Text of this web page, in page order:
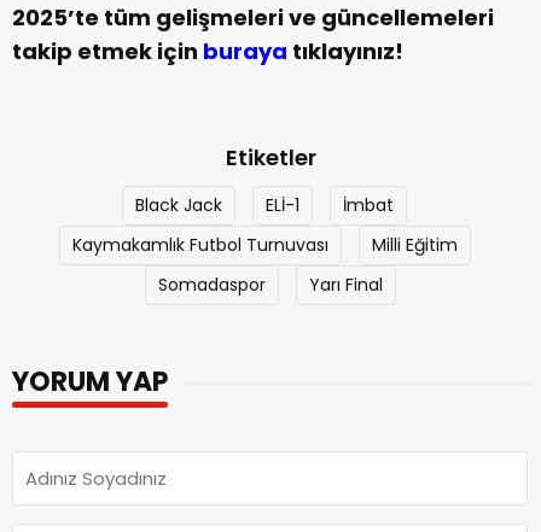
2025’te tüm gelişmeleri ve güncellemeleri
takip etmek için buraya tıklayınız!
Etiketler
Black Jack ELİ-1
İmbat
Kaymakamlık Futbol Turnuvası
Milli Eğitim
Somadaspor
Yarı Final
YORUM YAP